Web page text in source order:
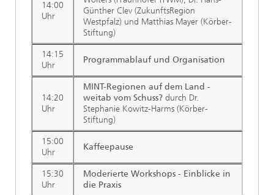
14:00
Uhr
Günther Clev (ZukunftsRegion
Westpfalz) und Matthias Mayer (Körber-
Stiftung)
14:15
Uhr
Programmablauf und Organisation
14:20
Uhr
MINT-Regionen auf dem Land -
weitab vom Schuss? durch Dr.
Stephanie Kowitz-Harms (Körber-
Stiftung)
15:00
Uhr
Kaffeepause
15:30
Uhr
Moderierte Workshops - Einblicke in
die Praxis